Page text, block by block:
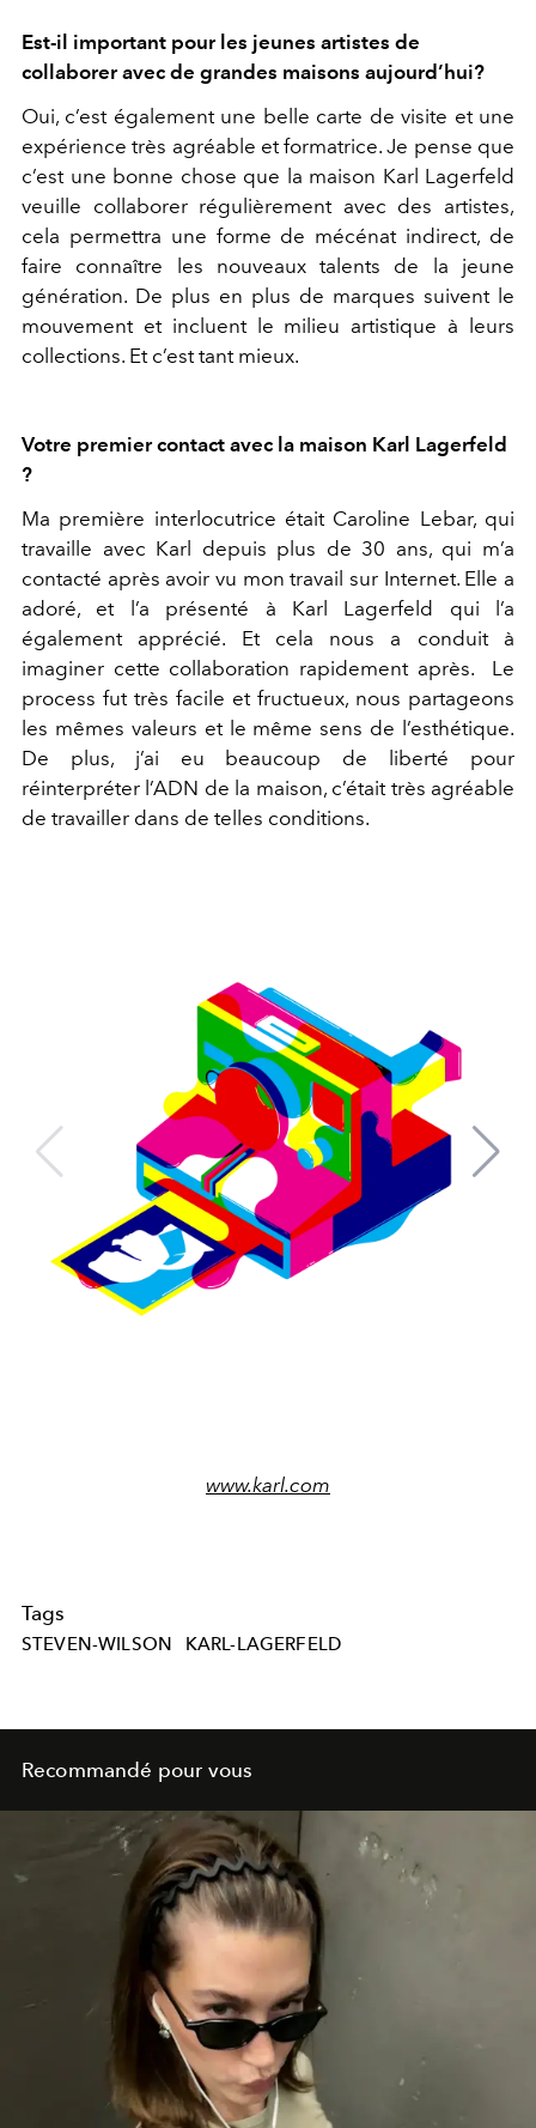
Est-il important pour les jeunes artistes de
collaborer avec de grandes maisons aujourd’hui?
Oui, c’est également une belle carte de visite et une
expérience très agréable et formatrice. Je pense que
c’est une bonne chose que la maison Karl Lagerfeld
veuille collaborer régulièrement avec des artistes,
cela permettra une forme de mécénat indirect, de
faire connaître les nouveaux talents de la jeune
génération. De plus en plus de marques suivent le
mouvement et incluent le milieu artistique à leurs
collections. Et c’est tant mieux.
Votre premier contact avec la maison Karl Lagerfeld
?
Ma première interlocutrice était Caroline Lebar, qui
travaille avec Karl depuis plus de 30 ans, qui m’a
contacté après avoir vu mon travail sur Internet. Elle a
adoré, et l’a présenté à Karl Lagerfeld qui l’a
également apprécié. Et cela nous a conduit à
imaginer cette collaboration rapidement après. Le
process fut très facile et fructueux, nous partageons
les mêmes valeurs et le même sens de l’esthétique.
De plus, j’ai eu beaucoup de liberté pour
réinterpréter l’ADN de la maison, c’était très agréable
de travailler dans de telles conditions.
www.karl.com
Tags
STEVEN-WILSON KARL-LAGERFELD
Recommandé pour vous